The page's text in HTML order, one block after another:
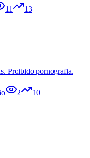
11 13
Proibido pornografia.
2 10